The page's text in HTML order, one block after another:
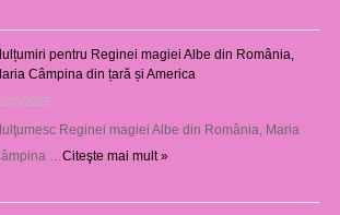
pentru Reginei magiei Albe din România,
Câmpina din țară și America
05/2025
Reginei magiei Albe din România, Maria
…Citeşte mai mult »